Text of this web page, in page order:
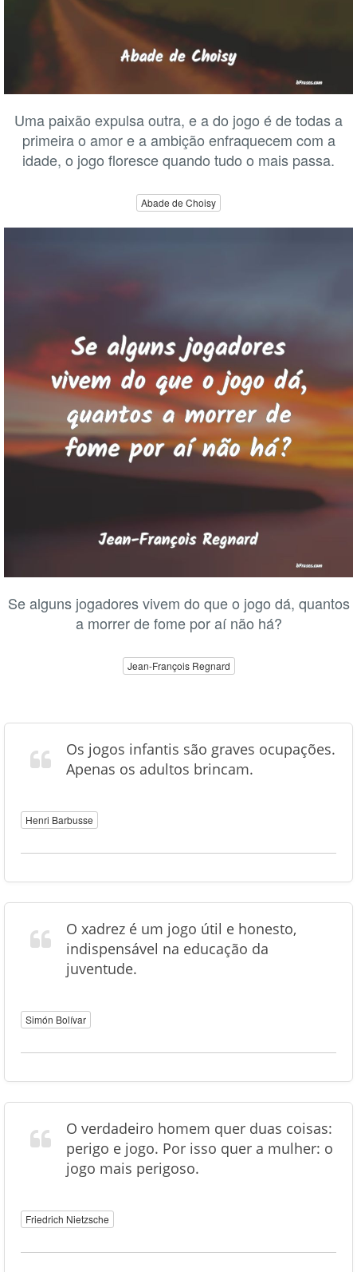
Uma paixão expulsa outra, e a do jogo é de todas a
primeira o amor e a ambição enfraquecem com a
idade, o jogo floresce quando tudo o mais passa.
Abade de Choisy
Se alguns jogadores vivem do que o jogo dá, quantos
a morrer de fome por aí não há?
Jean-François Regnard
Os jogos infantis são graves ocupações.
Apenas os adultos brincam.
Henri Barbusse
O xadrez é um jogo útil e honesto,
indispensável na educação da
juventude.
Simón Bolívar
O verdadeiro homem quer duas coisas:
perigo e jogo. Por isso quer a mulher: o
jogo mais perigoso.
Friedrich Nietzsche